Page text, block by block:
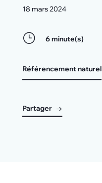
18 mars 2024
} 6 minute(s)
Référencement naturel
Partager